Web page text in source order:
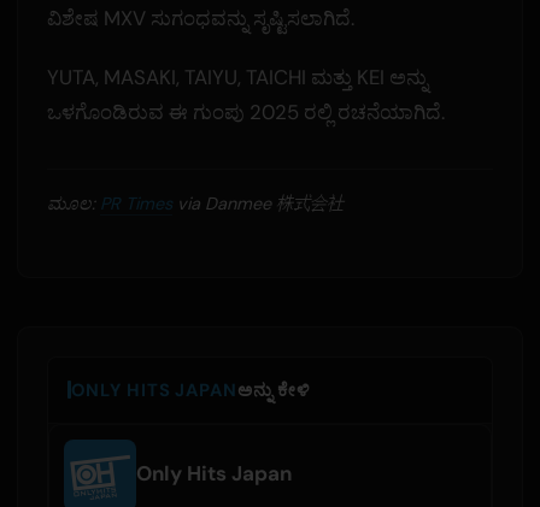
ವಿಶೇಷ MXV ಸುಗಂಧವನ್ನು ಸೃಷ್ಟಿಸಲಾಗಿದೆ.
YUTA, MASAKI, TAIYU, TAICHI ಮತ್ತು KEI ಅನ್ನು
ಒಳಗೊಂಡಿರುವ ಈ ಗುಂಪು 2025 ರಲ್ಲಿ ರಚನೆಯಾಗಿದೆ.
ಮೂಲ: PR Timesvia Danmee 株式会社
ONLY HITS JAPANಅನ್ನು ಕೇಳಿ
Only Hits Japan